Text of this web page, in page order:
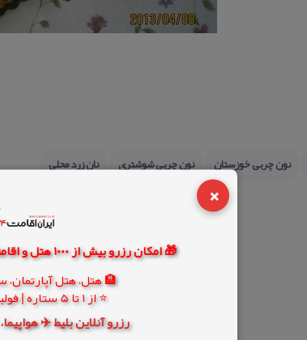
×
🎁 امکان رزرو بیش از 1000 هتل و اقامتگاه مشهد با 80% تخفیف واقعی
🏨 هتل، هتل آپارتمان،
⭐ از 1 تا 5 ستاره | فولبرد | نزدیک حرم
رزرو آنلاین بلیط ✈️
نون چربی خوزستان نون چربی شوشتری نان زرد محلی